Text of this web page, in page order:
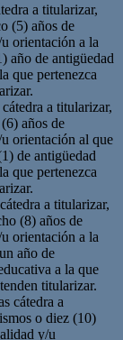
a titularizar,
(5) años de
orientación a la
año de antigüedad
que pertenezca
a titularizar,
años de
orientación al que
de antigüedad
que pertenezca
a titularizar,
(8) años de
orientación a la
año de
a la que
titularizar.
cátedra a
o diez (10)
y/u